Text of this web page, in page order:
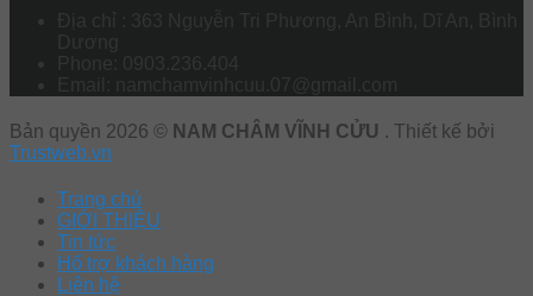
Địa chỉ : 363 Nguyễn Tri Phương, An Bình, Dĩ An, Bình
Phone: 0903.236.404
Email: namchamvinhcuu.07@gmail.com
Bản quyền 2026 © NAM CHÂM VĨNH CỬU . Thiết kế bởi
Trustweb.vn
Trang chủ
GIỚI THIỆU
Tin tức
Hổ trợ khách hàng
Liên hệ